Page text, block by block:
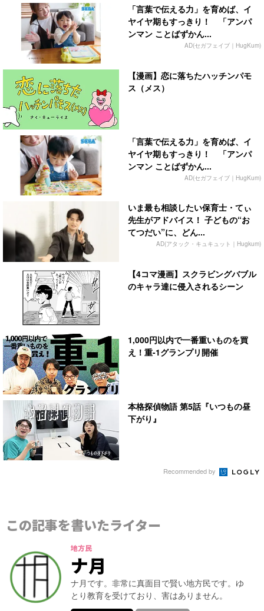
「言葉で伝える力」を育めば、イ
ヤイヤ期もすっきり！ 「アンパ
ンマン ことばずかん...
AD(セガフェイブ｜HugKum)
【漫画】恋に落ちたハッチンパモ
ス（メス）
「言葉で伝える力」を育めば、イ
ヤイヤ期もすっきり！ 「アンパ
ンマン ことばずかん...
AD(セガフェイブ｜HugKum)
いま最も相談したい保育士・てぃ
先生がアドバイス！ 子どもの“お
てつだい”に、どん...
AD(アタック・キュキュット｜Hugkum)
【4コマ漫画】スクラビングバブル
のキャラ達に侵入されるシーン
1,000円以内で一番重いものを買
え！重-1グランプリ開催
本格探偵物語 第5話『いつもの昼
下がり』
Recommended by
この記事を書いたライター
地方民
ナ月
ナ月です。非常に真面目で賢い地方民です。ゆ
とり教育を受けており、害はありません。